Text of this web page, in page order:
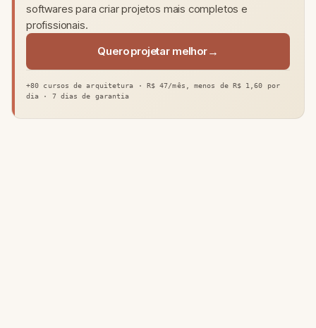
softwares para criar projetos mais completos e
profissionais.
Quero projetar melhor
+80 cursos de arquitetura · R$ 47/mês, menos de R$ 1,60 por
dia · 7 dias de garantia